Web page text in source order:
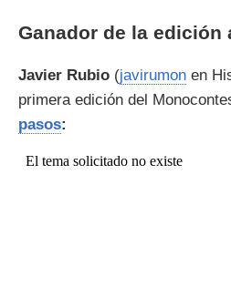
Ganador de la edición
Javier Rubio (javirumon en
primera edición del
pasos: